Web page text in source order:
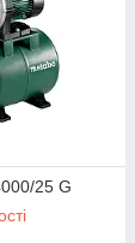
25 G